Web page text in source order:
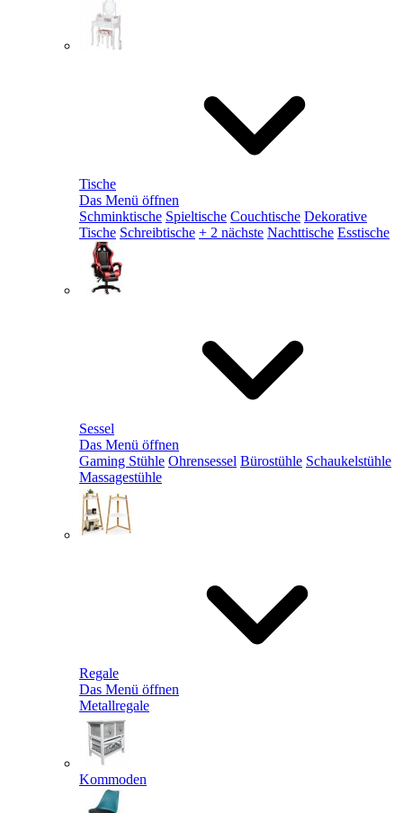
Tische
Das Menü öffnen
Schminktische Spieltische Couchtische Dekorative
Tische Schreibtische + 2 nächste Nachttische Esstische
Sessel
Das Menü öffnen
Gaming Stühle Ohrensessel Bürostühle Schaukelstühle
Massagestühle
Regale
Das Menü öffnen
Metallregale
Kommoden